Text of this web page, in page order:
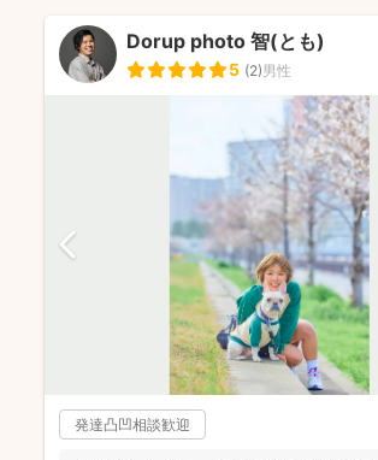
Dorup photo 智(とも)
5 (2)男性
発達凸凹相談歓迎